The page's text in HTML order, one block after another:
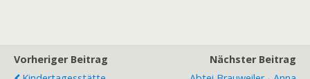
Vorheriger Beitrag
Nächster Beitrag